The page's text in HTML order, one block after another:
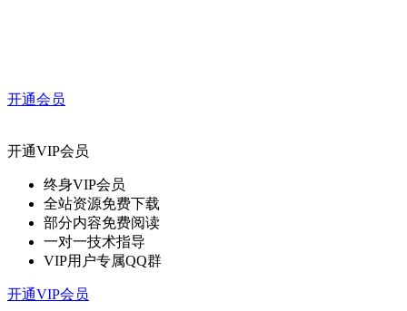
开通会员
开通VIP会员
终身VIP会员
全站资源免费下载
部分内容免费阅读
一对一技术指导
VIP用户专属QQ群
开通VIP会员